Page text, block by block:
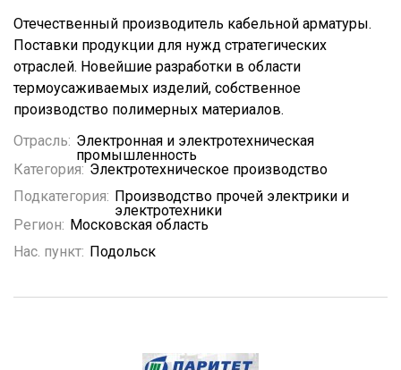
Отечественный производитель кабельной арматуры.
Поставки продукции для нужд стратегических
отраслей. Новейшие разработки в области
термоусаживаемых изделий, собственное
производство полимерных материалов.
Отрасль: Электронная и электротехническая
промышленность
Категория: Электротехническое производство
Подкатегория: Производство прочей электрики и
электротехники
Регион: Московская область
Нас. пункт: Подольск